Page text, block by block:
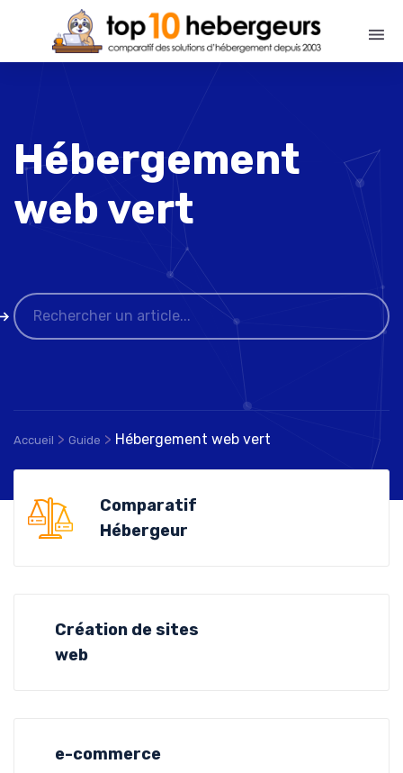
Hébergement
web vert
Accueil > Guide > Hébergement web vert
Comparatif
Hébergeur
Création de sites
web
e-commerce